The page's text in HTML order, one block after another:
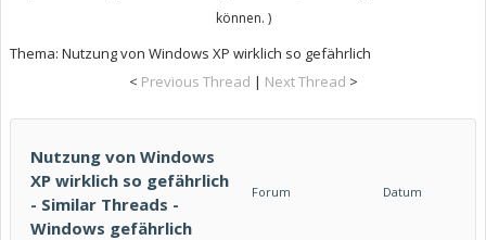
können. )
Thema: Nutzung von Windows XP wirklich so gefährlich
< Previous Thread | Next Thread >
Nutzung von Windows
XP wirklich so gefährlich
- Similar Threads -
Windows gefährlich
Forum Datum